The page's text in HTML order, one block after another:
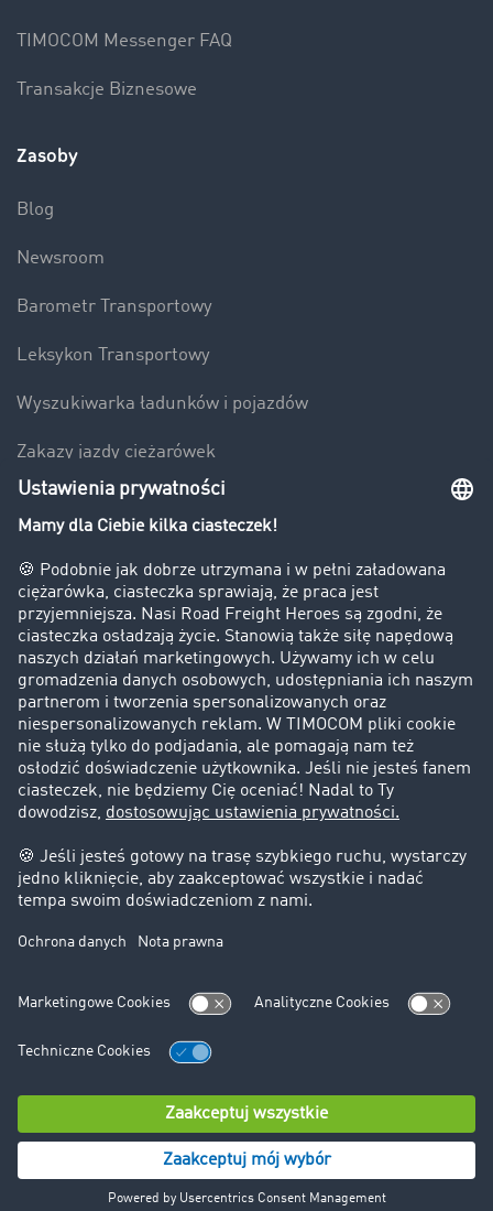
TIMOCOM Messenger FAQ
Transakcje Biznesowe
Zasoby
Blog
Newsroom
Barometr Transportowy
Leksykon Transportowy
Wyszukiwarka ładunków i pojazdów
Zakazy jazdy ciężarówek
Bezpieczeństwo
Firma
Historie sukcesu
Klienci pozyskują nowych klientów
Informacje prawne
Impressum
OWU
Ochrona danych
Ustawienia plików cookies
© TIMOCOM GmbH 2024. Wszystkie prawa zastrzeżone